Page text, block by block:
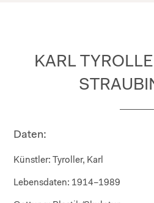
KARL
Daten:
Künstler: Tyroller, Karl
Lebensdaten: 1914–1989